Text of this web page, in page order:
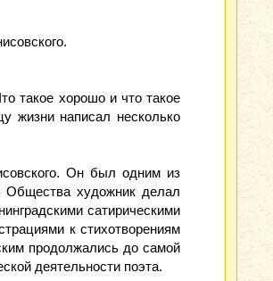
такое хорошо и что такое
жизни написал несколько
Он был одним из
художник делал
сатирическими
к стихотворениям
продолжались до самой
деятельности поэта.